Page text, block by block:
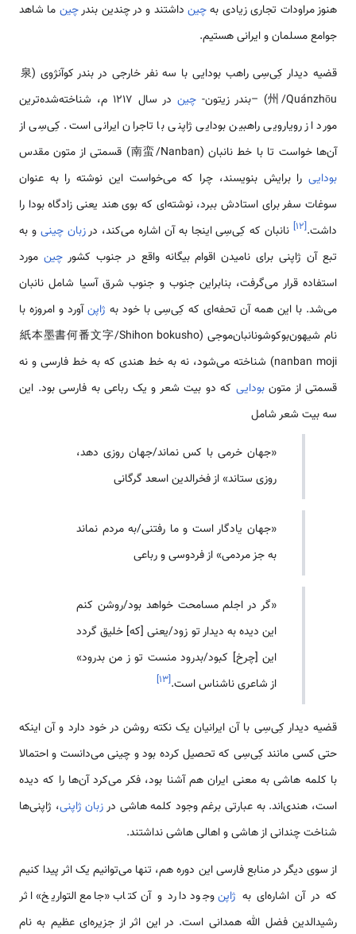
هنوز مراودات تجاری زیادی بهچینداشتند و در چندین بندرچین ما شاهد
جوامع مسلمان و ایرانی هستیم.
قضیه دیدار کِی‌سِی راهب بودایی با سه نفر خارجی در بندر کوآنژوی (泉
州/Quánzhōu) –بندر زیتون-
چین
در سال 1217 م، شناخته‌شده‌ترین
مورد از رویارویی راهبین بودایی ژاپنی با تاجران ایرانی است. کِی‌سِی از
آن‌ها خواست تا با خط نانبان (南蛮/Nanban) قسمتی از متون مقدس
بودایی را برایش بنویسند، چرا که می‌خواست این نوشته را به عنوان
سوغات سفر برای استادش ببرد، نوشته‌ای که بوی هند یعنی زادگاه بودا را
داشت.[۱۲]نانبان که کِی‌سِی اینجا به آن اشاره می‌کند، درزبان چینی و به
تبع آن ژاپنی برای نامیدن اقوام بیگانه واقع در جنوب کشورچین مورد
استفاده قرار می‌گرفت، بنابراین جنوب و جنوب شرق آسیا شامل نانبان
می‌شد. با این همه آن تحفه‌ای که کِی‌سِی با خود به ژاپنآورد و امروزه با
نام شیهون‌بوکوشونانبان‌موجی (紙本墨書何番文字/Shihon bokusho
nanban moji) شناخته می‌شود، نه به خط هندی که به خط فارسی و نه
قسمتی از متونبودایی که دو بیت شعر و یک رباعی به فارسی بود. این
سه بیت شعر شامل
«جهان خرمی با کس نماند/جهان روزی دهد،
روزی ستاند» از فخرالدین اسعد گرگانی
«جهان یادگار است و ما رفتنی/به مردم نماند
به جز مردمی» از فردوسی و رباعی
«گر در اجلم مسامحت خواهد بود/روشن کنم
این دیده به دیدار تو زود/یعنی [که] خلیق گردد
این ‍[چرخ] کبود/بدرود منست تو ز من بدرود»
از شاعری ناشناس است.[۱۳]
قضیه دیدار کِی‌سِی با آن ایرانیان یک نکته روشن در خود دارد و آن اینکه
حتی کسی مانند کِی‌سِی که تحصیل کرده بود و چینی می‌دانست و احتمالا
با کلمه هاشی به معنی ایران هم آشنا بود، فکر می‌کرد آن‌ها را که دیده
است، هندی‌اند. به عبارتی برغم وجود کلمه هاشی درزبان ژاپنی، ژاپنی‌ها
شناخت چندانی از هاشی و اهالی هاشی نداشتند.
از سوی دیگر در منابع فارسی این دوره هم، تنها می‌توانیم یک اثر پیدا کنیم
که در آن اشاره‌ای به ژاپنوجود دارد و آن کتاب «جامع التواریخ» اثر
رشیدالدین فضل الله همدانی است. در این اثر از جزیره‌ای عظیم به نام